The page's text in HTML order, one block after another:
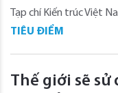
Tạp chí Kiến trúc Việt
TIÊU ĐIỂM
Thế giới sẽ